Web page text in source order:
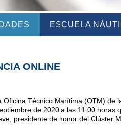
ESCUELA
ONLINE
Oficina Técnico Marítima (OTM) de
de 2020 a las 11.00 horas
presidente de honor del Clúster